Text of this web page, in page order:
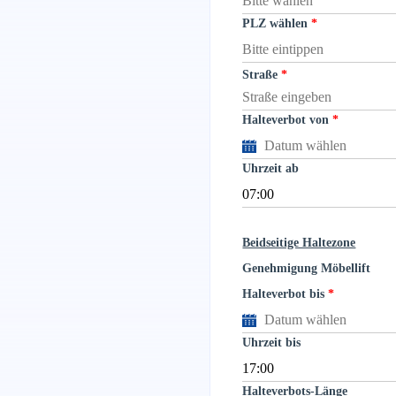
PLZ wählen
Straße
Halteverbot von
Uhrzeit ab
Beidseitige Haltezone
Genehmigung Möbellift
Halteverbot bis
Uhrzeit bis
Halteverbots-Länge